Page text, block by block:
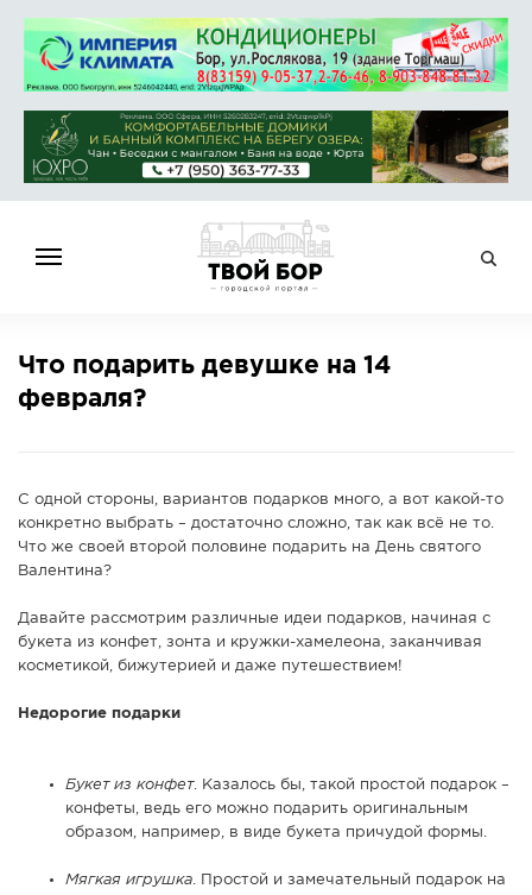
НОВОСТИ
СПРАВОЧНИК
АФИША
КОНКУРСЫ
СТАТЬИ
ГОЛОСОВАНИЯ
ФОТО
Что подарить девушке на 14
февраля?
С одной стороны, вариантов подарков много, а вот какой-то
конкретно выбрать – достаточно сложно, так как всё не то.
Что же своей второй половине подарить на День святого
Валентина?
Давайте рассмотрим различные идеи подарков, начиная с
букета из конфет, зонта и кружки-хамелеона, заканчивая
косметикой, бижутерией и даже путешествием!
Недорогие подарки
Букет из конфет. Казалось бы, такой простой подарок –
конфеты, ведь его можно подарить оригинальным
образом, например, в виде букета причудой формы.
Мягкая игрушка . Простой и замечательный подарок на